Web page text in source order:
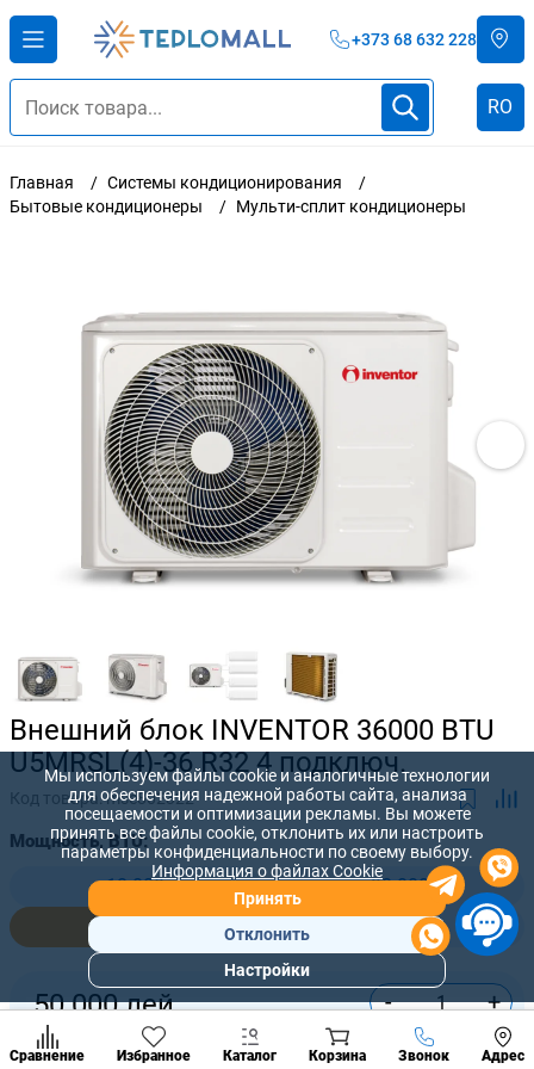
+373 68 632 228
RO
Главная
Системы кондиционирования
Бытовые кондиционеры
Мульти-сплит кондиционеры
Внешний блок INVENTOR 36000 BTU
U5MRSL(4)-36 R32 4 подключ.
Код товара:mse802322
Мощность, BTU:
18 000
28 000
42 000
50 000лей - +
Купить сейчас
Сравнение Избранное Каталог Корзина Звонок Адрес
Позвонить
разделы
Мы используем файлы cookie и аналогичные технологии
для обеспечения надежной работы сайта, анализа
посещаемости и оптимизации рекламы. Вы можете
принять все файлы cookie, отклонить их или настроить
параметры конфиденциальности по своему выбору.
Информация о файлах Cookie
Принять
Отклонить
Настройки